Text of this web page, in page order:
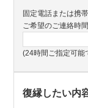
固定電話または携
ご希望のご連絡時
(24時間ご指定可能
復縁したい内